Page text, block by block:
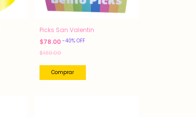
Picks San Valentin
$78.00 -40% OFF
$130.00